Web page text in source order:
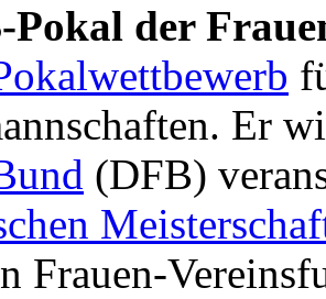
Pokal der
Er
(DFB)
Frauen-